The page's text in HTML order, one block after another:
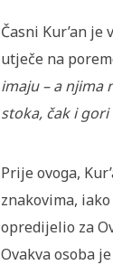
Časni Kur’an
utječe na
imaju – a njima
stoka, čak i
Prije ovoga,
znakovima,
opredijelio za
Ovakva osoba